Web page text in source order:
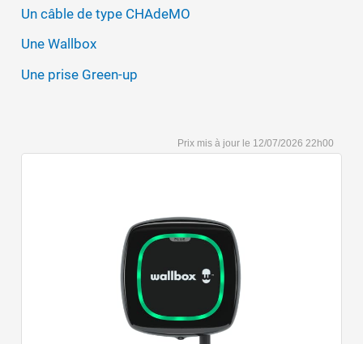
Un câble de type CHAdeMO
Une Wallbox
Une prise Green-up
12/07/2026 22h00